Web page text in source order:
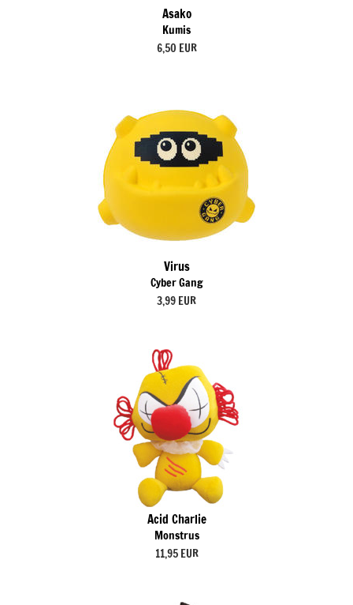
Asako
Kumis
6,50 EUR
Virus
Cyber Gang
3,99 EUR
Acid Charlie
Monstrus
11,95 EUR